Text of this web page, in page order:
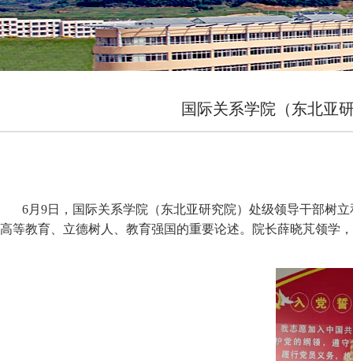
国际关系学院（东北亚
6月9日，国际关系学院（东北亚研究院）处级领导干部树
高等教育、立德树人、教育强国的重要论述。院长薛晓芃领学